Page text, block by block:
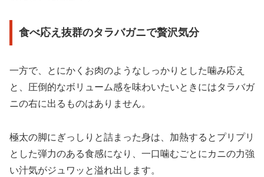
食べ応え抜群のタラバガニで贅沢気分
一方で、とにかくお肉のようなしっかりとした噛み応え
と、圧倒的なボリューム感を味わいたいときにはタラバガ
ニの右に出るものはありません。
極太の脚にぎっしりと詰まった身は、加熱するとプリプリ
とした弾力のある食感になり、一口噛むごとにカニの力強
い汁気がジュワッと溢れ出します。